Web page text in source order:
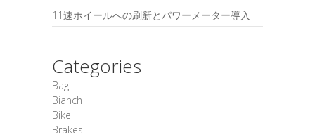
11速ホイールへの刷新とパワーメーター導入
Categories
Bag
Bianch
Bike
Brakes